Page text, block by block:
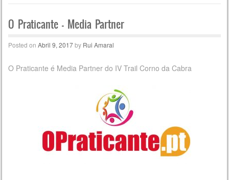
O Praticante – Media Partner
Posted on Abril 9, 2017by Rui Amaral
O Praticante é Media Partner do IV Trail Corno da Cabra